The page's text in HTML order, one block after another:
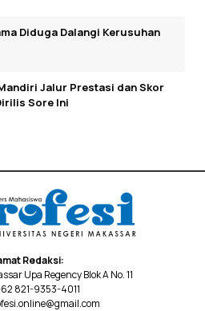
Diduga Dalangi Kerusuhan
Jalur Prestasi dan Skor
Sore Ini
Redaksi:
Upa Regency Blok A No. 11
821-9353-4011